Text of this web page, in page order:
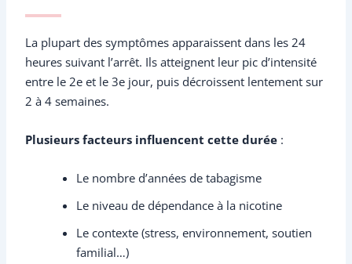
La plupart des symptômes apparaissent dans les 24
heures suivant l’arrêt. Ils atteignent leur pic d’intensité
entre le 2e et le 3e jour, puis décroissent lentement sur
2 à 4 semaines.
Plusieurs facteurs influencent cette durée :
Le nombre d’années de tabagisme
Le niveau de dépendance à la nicotine
Le contexte (stress, environnement, soutien
familial…)